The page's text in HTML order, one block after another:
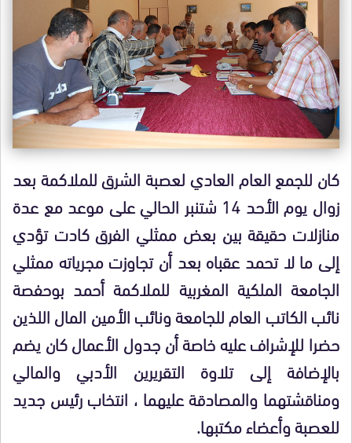
كان للجمع العام العادي لعصبة الشرق للملاكمة بعد
زوال يوم الأحد 14 شتنبر الحالي على موعد مع عدة
منازلات حقيقة بين بعض ممثلي الفرق كادت تؤدي
إلى ما لا تحمد عقباه بعد أن تجاوزت مجرياته ممثلي
الجامعة الملكية المغربية للملاكمة أحمد بوحفصة
نائب الكاتب العام للجامعة ونائب الأمين المال اللذين
حضرا للإشراف عليه خاصة أن جدول الأعمال كان يضم
بالإضافة إلى تلاوة التقريرين الأدبي والمالي
ومناقشتهما والمصادقة عليهما ، انتخاب رئيس جديد
للعصبة وأعضاء مكتبها.